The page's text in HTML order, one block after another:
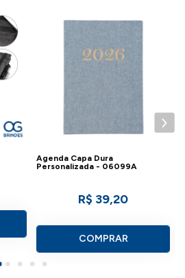
Agenda Capa Dura
Personalizada - 06099A
R$ 39,20
COMPRAR